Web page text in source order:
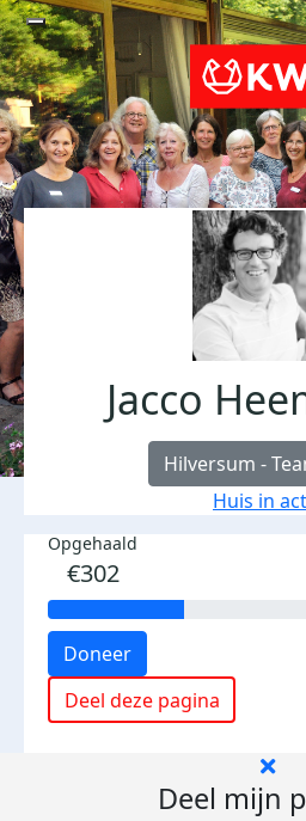
Jacco
Hilversum -
Huis in
Opgehaald
€302
Doneer
Deel deze pagina
Deel mijn